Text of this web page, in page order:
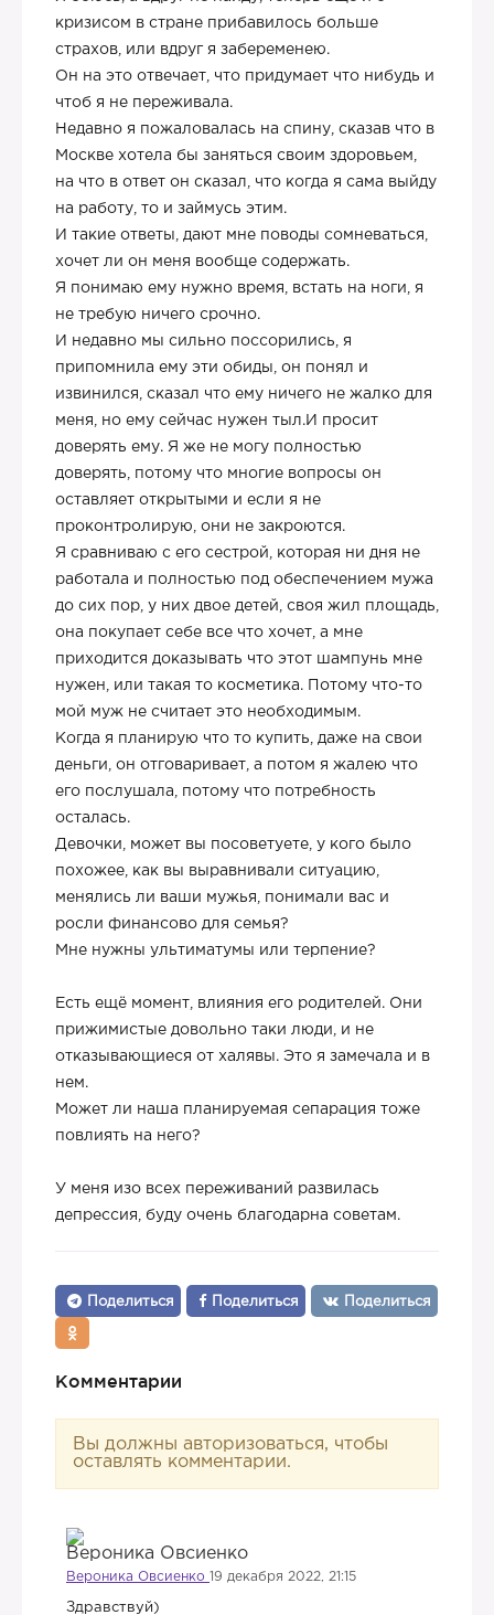
кризисом в стране прибавилось больше
страхов, или вдруг я забеременею.
Он на это отвечает, что придумает что нибудь и
чтоб я не переживала.
Недавно я пожаловалась на спину, сказав что в
Москве хотела бы заняться своим здоровьем,
на что в ответ он сказал, что когда я сама выйду
на работу, то и займусь этим.
И такие ответы, дают мне поводы сомневаться,
хочет ли он меня вообще содержать.
Я понимаю ему нужно время, встать на ноги, я
не требую ничего срочно.
И недавно мы сильно поссорились, я
припомнила ему эти обиды, он понял и
извинился, сказал что ему ничего не жалко для
меня, но ему сейчас нужен тыл.И просит
доверять ему. Я же не могу полностью
доверять, потому что многие вопросы он
оставляет открытыми и если я не
проконтролирую, они не закроются.
Я сравниваю с его сестрой, которая ни дня не
работала и полностью под обеспечением мужа
до сих пор, у них двое детей, своя жил площадь,
она покупает себе все что хочет, а мне
приходится доказывать что этот шампунь мне
нужен, или такая то косметика. Потому что-то
мой муж не считает это необходимым.
Когда я планирую что то купить, даже на свои
деньги, он отговаривает, а потом я жалею что
его послушала, потому что потребность
осталась.
Девочки, может вы посоветуете, у кого было
похожее, как вы выравнивали ситуацию,
менялись ли ваши мужья, понимали вас и
росли финансово для семья?
Мне нужны ультиматумы или терпение?
Есть ещё момент, влияния его родителей. Они
прижимистые довольно таки люди, и не
отказывающиеся от халявы. Это я замечала и в
нем.
Может ли наша планируемая сепарация тоже
повлиять на него?
У меня изо всех переживаний развилась
депрессия, буду очень благодарна советам.
Поделиться Поделиться Поделиться
Комментарии
Вы должны авторизоваться, чтобы
оставлять комментарии.
Вероника Овсиенко 19 декабря 2022, 21:15
Здравствуй)